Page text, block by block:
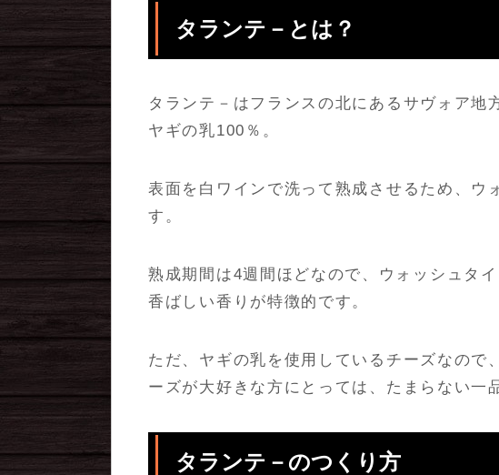
タランテ－とは？
タランテ－はフランスの北にあるサヴォア地
ヤギの乳100％。
表面を白ワインで洗って熟成させるため、ウ
す。
熟成期間は4週間ほどなので、ウォッシュタ
香ばしい香りが特徴的です。
ただ、ヤギの乳を使用しているチーズなので
ーズが大好きな方にとっては、たまらない一
タランテ－のつくり方